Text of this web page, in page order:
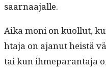
saarnaajalle.
Aika moni on kuol­lut,
hta­ja on ajanut heistä
tai kun ihmeparan­ta­ja